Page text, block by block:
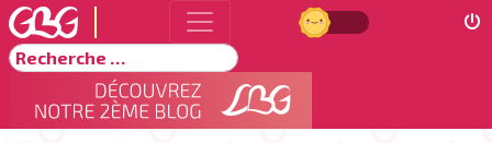
Jour
Rechercher